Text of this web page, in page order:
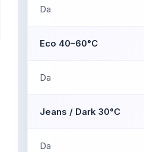
Da
Eco 40–60°C
Da
Jeans / Dark 30°C
Da